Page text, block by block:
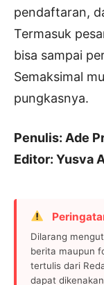
pendaftaran,
Termasuk
bisa sampai
Semaksimal
pungkasnya.
Penulis: Ade
Editor: Yusva
Dilarang
berita maupun
tertulis dari
dapat